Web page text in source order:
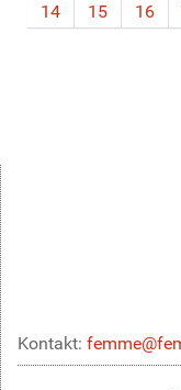
14
15 16
Kontakt: